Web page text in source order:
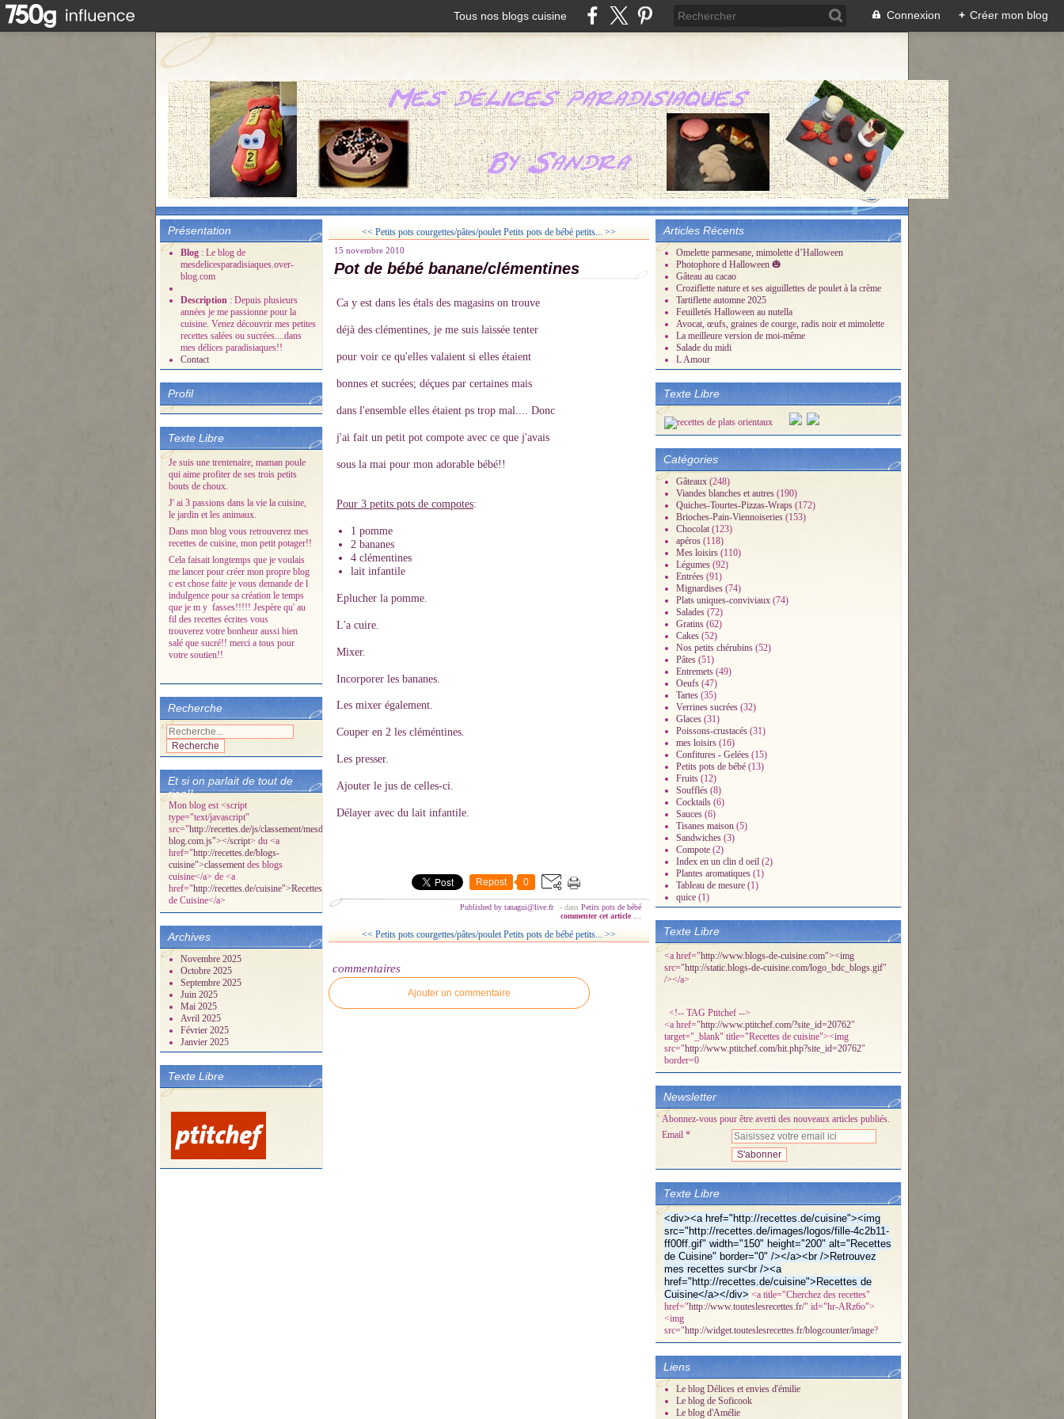
Tous nos blogs cuisine Connexion + Créer mon blog
Présentation
Blog : Le blog de
mesdelicesparadisiaques.over-
blog.com
Description : Depuis plusieurs
années je me passionne pour la
cuisine. Venez découvrir mes petites
recettes salées ou sucrées....dans
mes délices paradisiaques!!
Contact
Profil
Texte Libre
Je suis une trentenaire, maman poule
qui aime profiter de ses trois petits
bouts de choux.
J' ai 3 passions dans la vie la cuisine,
le jardin et les animaux.
Dans mon blog vous retrouverez mes
recettes de cuisine, mon petit potager!!
Cela faisait longtemps que je voulais
me lancer pour créer mon propre blog
c est chose faite je vous demande de l
indulgence pour sa création le temps
que je m y fasses!!!!! Jespère qu' au
fil des recettes écrites vous
trouverez votre bonheur aussi bien
salé que sucré!! merci a tous pour
votre soutien!!
Recherche
Et si on parlait de tout de
rien!!
Mon blog est <script
type="text/javascript"
src="http://recettes.de/js/classement/mesdelicesparadisiaques.over-
blog.com.js"></script> du <a
href="http://recettes.de/blogs-
cuisine">classement des blogs
cuisine</a> de <a
href="http://recettes.de/cuisine">Recettes
de Cuisine</a>
Archives
Novembre 2025
Octobre 2025
Septembre 2025
Juin 2025
Mai 2025
Avril 2025
Février 2025
Janvier 2025
Texte Libre
<< Petits pots courgettes/pâtes/poulet Petits pots de bébé petits... >>
15 novembre 2010
Pot de bébé banane/clémentines
Ca y est dans les étals des magasins on trouve
déjà des clémentines, je me suis laissée tenter
pour voir ce qu'elles valaient si elles étaient
bonnes et sucrées; déçues par certaines mais
dans l'ensemble elles étaient ps trop mal.... Donc
j'ai fait un petit pot compote avec ce que j'avais
sous la mai pour mon adorable bébé!!
Pour 3 petits pots de compotes:
1 pomme
2 bananes
4 clémentines
lait infantile
Eplucher la pomme.
L'a cuire.
Mixer.
Incorporer les bananes.
Les mixer également.
Couper en 2 les cléméntines.
Les presser.
Ajouter le jus de celles-ci.
Délayer avec du lait infantile.
Repost 0
Published by tanagui@live.fr - dans Petits pots de bébé
commenter cet article
<< Petits pots courgettes/pâtes/poulet Petits pots de bébé petits... >>
commentaires
Ajouter un commentaire
Articles Récents
Omelette parmesane, mimolette d’Halloween
Photophore d Halloween 🎃
Gâteau au cacao
Croziflette nature et ses aiguillettes de poulet à la crème
Tartiflette automne 2025
Feuilletés Halloween au nutella
Avocat, œufs, graines de courge, radis noir et mimolette
La meilleure version de moi-même
Salade du midi
L Amour
Texte Libre
Catégories
Gâteaux (248)
Viandes blanches et autres (190)
Quiches-Tourtes-Pizzas-Wraps (172)
Brioches-Pain-Viennoiseries (153)
Chocolat (123)
apéros (118)
Mes loisirs (110)
Légumes (92)
Entrées (91)
Mignardises (74)
Plats uniques-conviviaux (74)
Salades (72)
Gratins (62)
Cakes (52)
Nos petits chérubins (52)
Pâtes (51)
Entremets (49)
Oeufs (47)
Tartes (35)
Verrines sucrées (32)
Glaces (31)
Poissons-crustacés (31)
mes loisirs (16)
Confitures - Gelées (15)
Petits pots de bébé (13)
Fruits (12)
Soufflés (8)
Cocktails (6)
Sauces (6)
Tisanes maison (5)
Sandwiches (3)
Compote (2)
Index en un clin d oeil (2)
Plantes aromatiques (1)
Tableau de mesure (1)
quice (1)
Texte Libre
<a href="http://www.blogs-de-cuisine.com"><img
src="http://static.blogs-de-cuisine.com/logo_bdc_blogs.gif"
/></a>
<!-- TAG Ptitchef -->
<a href="http://www.ptitchef.com/?site_id=20762"
target="_blank" title="Recettes de cuisine"><img
src="http://www.ptitchef.com/hit.php?site_id=20762"
border=0
Newsletter
Abonnez-vous pour être averti des nouveaux articles publiés.
Email
Texte Libre
<div><a href="http://recettes.de/cuisine"><img
src="http://recettes.de/images/logos/fille-4c2b11-
ff00ff.gif" width="150" height="200" alt="Recettes
de Cuisine" border="0" /></a><br />Retrouvez
mes recettes sur<br /><a
href="http://recettes.de/cuisine">Recettes de
Cuisine</a></div> <a title="Cherchez des recettes"
href="http://www.touteslesrecettes.fr/" id="hr-ARz6o">
<img
src="http://widget.touteslesrecettes.fr/blogcounter/image?
Liens
Le blog Délices et envies d'émilie
Le blog de Soficook
Le blog d'Amélie